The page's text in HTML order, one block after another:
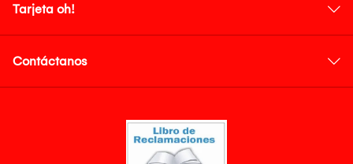
Tarjeta oh!
Contáctanos